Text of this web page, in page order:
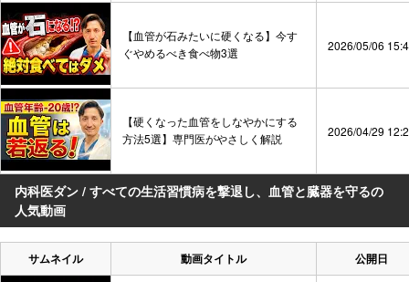
【血管が石みたいに硬くなる】今す
ぐやめるべき食べ物3選
2026/05/06
【硬くなった血管をしなやかにする
方法5選】専門医がやさしく解説
2026/04/29
内科医ダン / すべての生活習慣病を撃退し、血管と臓器を守るの
人気動画
サムネイル 動画タイトル 公開日